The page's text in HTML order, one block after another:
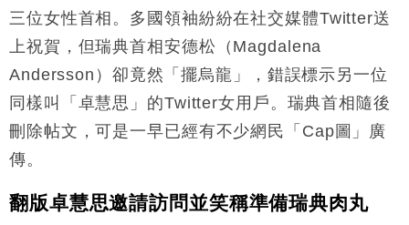
13:12
國際｜特朗普赴洛杉磯高球場活動前 男子攜槍彈被捕
財經｜香港7月PMI回落至51 企業擴張放慢兼縮減人
手
11:40
財經｜黑石傳再籌逾360億美元 支援Anthropic租用
Google晶片
10:57
18:15
本地｜新世界K11 9月升級會員制度 增鉑金卡級別鎖
定高消費客群
三位女性首相。多國領袖紛紛在社交媒體Twitter送
上祝賀，但瑞典首相安德松（Magdalena
Andersson）卻竟然「擺烏龍」，錯誤標示另一位
同樣叫「卓慧思」的Twitter女用戶。瑞典首相隨後
刪除帖文，可是一早已經有不少網民「Cap圖」廣
傳。
翻版卓慧思邀請訪問並笑稱準備瑞典肉丸